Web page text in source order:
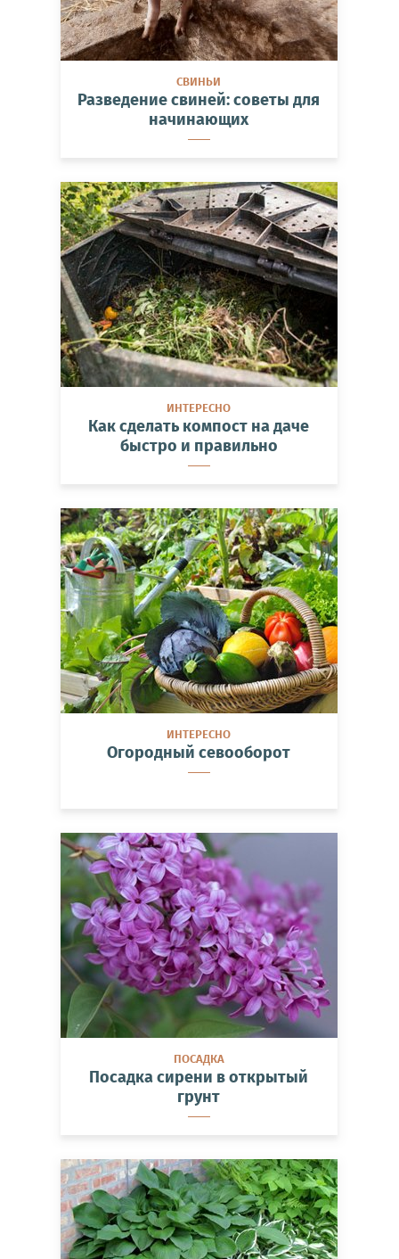
СВИНЬИ
Разведение свиней: советы для
начинающих
ИНТЕРЕСНО
Как сделать компост на даче
быстро и правильно
ИНТЕРЕСНО
Огородный севооборот
ПОСАДКА
Посадка сирени в открытый
грунт